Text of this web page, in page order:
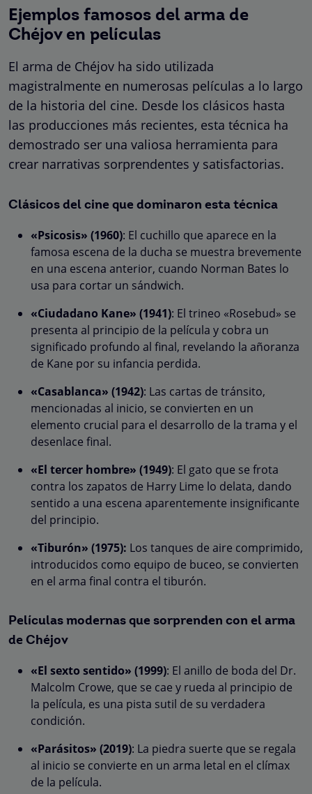
Ejemplos famosos del arma de
Chéjov en películas
El arma de Chéjov ha sido utilizada
magistralmente en numerosas películas a lo largo
de la historia del cine. Desde los clásicos hasta
las producciones más recientes, esta técnica ha
demostrado ser una valiosa herramienta para
crear narrativas sorprendentes y satisfactorias.
Clásicos del cine que dominaron esta técnica
«Psicosis» (1960): El cuchillo que aparece en la
famosa escena de la ducha se muestra brevemente
en una escena anterior, cuando Norman Bates lo
usa para cortar un sándwich.
«Ciudadano Kane» (1941): El trineo «Rosebud» se
presenta al principio de la película y cobra un
significado profundo al final, revelando la añoranza
de Kane por su infancia perdida.
«Casablanca» (1942): Las cartas de tránsito,
mencionadas al inicio, se convierten en un
elemento crucial para el desarrollo de la trama y el
desenlace final.
«El tercer hombre» (1949): El gato que se frota
contra los zapatos de Harry Lime lo delata, dando
sentido a una escena aparentemente insignificante
del principio.
«Tiburón» (1975): Los tanques de aire comprimido,
introducidos como equipo de buceo, se convierten
en el arma final contra el tiburón.
Películas modernas que sorprenden con el arma
de Chéjov
«El sexto sentido» (1999): El anillo de boda del Dr.
Malcolm Crowe, que se cae y rueda al principio de
la película, es una pista sutil de su verdadera
condición.
«Parásitos» (2019): La piedra suerte que se regala
al inicio se convierte en un arma letal en el clímax
de la película.